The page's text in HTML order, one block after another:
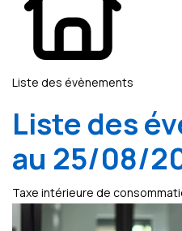
Liste des évènements
Liste des
au 25/08/
Taxe intérieure de